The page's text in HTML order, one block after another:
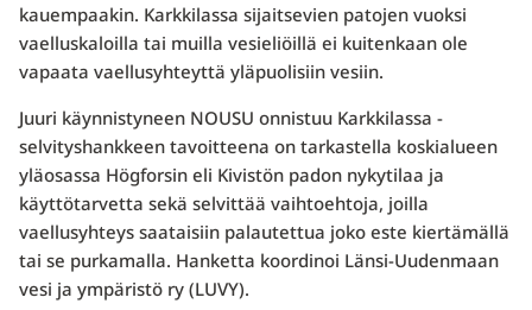
kauempaakin. Karkkilassa sijaitsevien patojen vuoksi
vaelluskaloilla tai muilla vesieliöillä ei kuitenkaan ole
vapaata vaellusyhteyttä yläpuolisiin vesiin.
Juuri käynnistyneen NOUSU onnistuu Karkkilassa -
selvityshankkeen tavoitteena on tarkastella koskialueen
yläosassa Högforsin eli Kivistön padon nykytilaa ja
käyttötarvetta sekä selvittää vaihtoehtoja, joilla
vaellusyhteys saataisiin palautettua joko este kiertämällä
tai se purkamalla. Hanketta koordinoi Länsi-Uudenmaan
vesi ja ympäristö ry (LUVY).